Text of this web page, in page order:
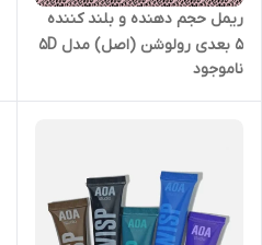
ریمل حجم دهنده و بلند کننده
۵ بعدی رولوشن (اصل) مدل 5D
Makeup Revolution 5D Lash
ناموجود